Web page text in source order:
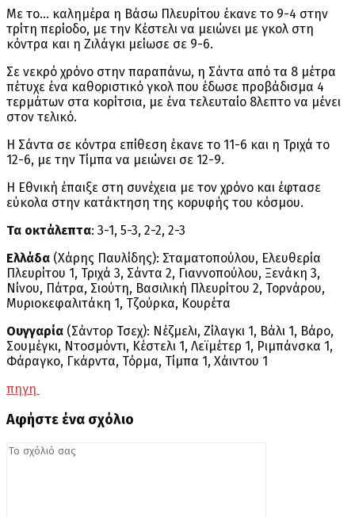
Με το… καλημέρα η Βάσω Πλευρίτου έκανε το 9-4 στην
τρίτη περίοδο, με την Κέστελι να μειώνει με γκολ στη
κόντρα και η Ζιλάγκι μείωσε σε 9-6.
Σε νεκρό χρόνο στην παραπάνω, η Σάντα από τα 8 μέτρα
πέτυχε ένα καθοριστικό γκολ που έδωσε προβάδισμα 4
τερμάτων στα κορίτσια, με ένα τελευταίο 8λεπτο να μένει
στον τελικό.
Η Σάντα σε κόντρα επίθεση έκανε το 11-6 και η Τριχά το
12-6, με την Τίμπα να μειώνει σε 12-9.
Η Εθνική έπαιξε στη συνέχεια με τον χρόνο και έφτασε
εύκολα στην κατάκτηση της κορυφής του κόσμου.
Τα οκτάλεπτα: 3-1, 5-3, 2-2, 2-3
Ελλάδα (Χάρης Παυλίδης): Σταματοπούλου, Ελευθερία
Πλευρίτου 1, Τριχά 3, Σάντα 2, Γιαννοπούλου, Ξενάκη 3,
Νίνου, Πάτρα, Σιούτη, Βασιλική Πλευρίτου 2, Τορνάρου,
Μυριοκεφαλιτάκη 1, Τζούρκα, Κουρέτα
Ουγγαρία (Σάντορ Τσεχ): Νέζμελι, Zίλαγκι 1, Βάλι 1, Βάρο,
Σουμέγκι, Ντοσμόντι, Κέστελι 1, Λεϊμέτερ 1, Ριμπάνσκα 1,
Φάραγκο, Γκάρντα, Τόρμα, Τίμπα 1, Χάιντου 1
πηγη
Αφήστε ένα σχόλιο